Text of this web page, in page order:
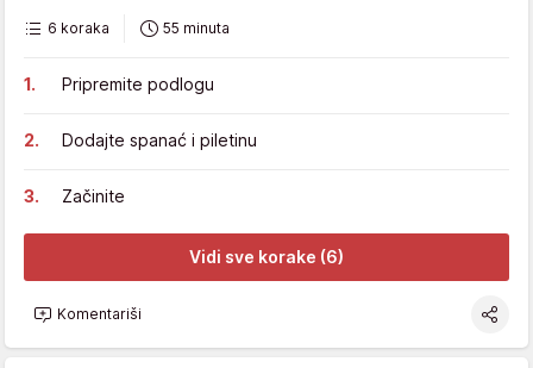
6 koraka 55 minuta
Pripremite podlogu
Dodajte spanać i piletinu
Začinite
Vidi sve korake (6)
Komentariši